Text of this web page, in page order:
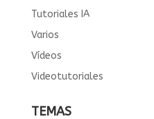
Tutoriales IA
Varios
Vídeos
Videotutoriales
TEMAS